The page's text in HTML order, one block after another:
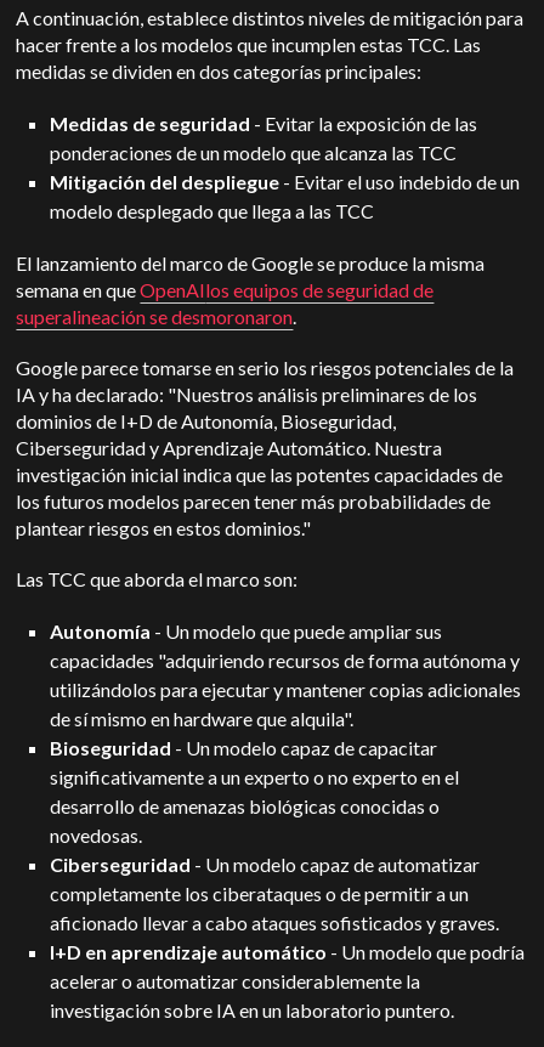
A continuación, establece distintos niveles de mitigación para
hacer frente a los modelos que incumplen estas TCC. Las
medidas se dividen en dos categorías principales:
Medidas de seguridad - Evitar la exposición de las
ponderaciones de un modelo que alcanza las TCC
Mitigación del despliegue - Evitar el uso indebido de un
modelo desplegado que llega a las TCC
El lanzamiento del marco de Google se produce la misma
semana en queOpenAIlos equipos de seguridad de
superalineación se desmoronaron.
Google parece tomarse en serio los riesgos potenciales de la
IA y ha declarado: "Nuestros análisis preliminares de los
dominios de I+D de Autonomía, Bioseguridad,
Ciberseguridad y Aprendizaje Automático. Nuestra
investigación inicial indica que las potentes capacidades de
los futuros modelos parecen tener más probabilidades de
plantear riesgos en estos dominios."
Las TCC que aborda el marco son:
Autonomía - Un modelo que puede ampliar sus
capacidades "adquiriendo recursos de forma autónoma y
utilizándolos para ejecutar y mantener copias adicionales
de sí mismo en hardware que alquila".
Bioseguridad - Un modelo capaz de capacitar
significativamente a un experto o no experto en el
desarrollo de amenazas biológicas conocidas o
novedosas.
Ciberseguridad - Un modelo capaz de automatizar
completamente los ciberataques o de permitir a un
aficionado llevar a cabo ataques sofisticados y graves.
I+D en aprendizaje automático - Un modelo que podría
acelerar o automatizar considerablemente la
investigación sobre IA en un laboratorio puntero.